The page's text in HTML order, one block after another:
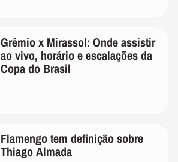
Grêmio x Mirassol: Onde assistir
ao vivo, horário e escalações da
Copa do Brasil
Flamengo tem definição sobre
Thiago Almada